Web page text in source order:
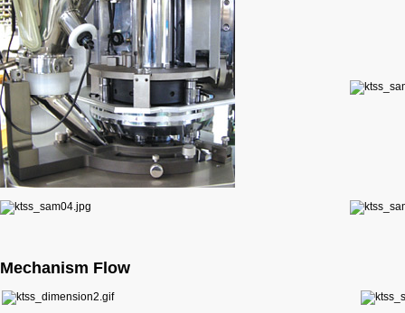
Mechanism Flow